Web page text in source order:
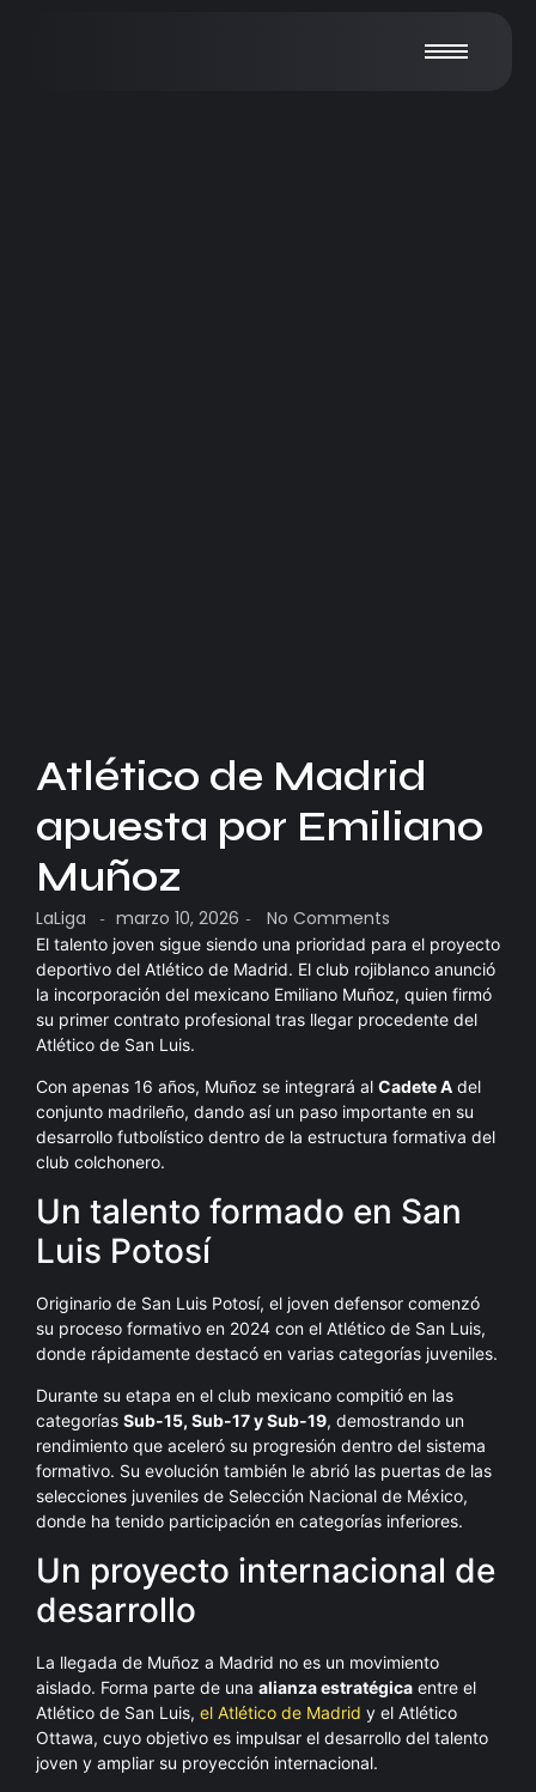
Atlético de Madrid
apuesta por Emiliano
Muñoz
LaLiga - marzo 10, 2026 - No Comments
El talento joven sigue siendo una prioridad para el proyecto
deportivo del Atlético de Madrid. El club rojiblanco anunció
la incorporación del mexicano Emiliano Muñoz, quien firmó
su primer contrato profesional tras llegar procedente del
Atlético de San Luis.
Con apenas 16 años, Muñoz se integrará al Cadete A del
conjunto madrileño, dando así un paso importante en su
desarrollo futbolístico dentro de la estructura formativa del
club colchonero.
Un talento formado en San
Luis Potosí
Originario de San Luis Potosí, el joven defensor comenzó
su proceso formativo en 2024 con el Atlético de San Luis,
donde rápidamente destacó en varias categorías juveniles.
Durante su etapa en el club mexicano compitió en las
categorías Sub-15, Sub-17 y Sub-19, demostrando un
rendimiento que aceleró su progresión dentro del sistema
formativo. Su evolución también le abrió las puertas de las
selecciones juveniles de Selección Nacional de México,
donde ha tenido participación en categorías inferiores.
Un proyecto internacional de
desarrollo
La llegada de Muñoz a Madrid no es un movimiento
aislado. Forma parte de una alianza estratégica entre el
Atlético de San Luis, el Atlético de Madrid y el Atlético
Ottawa, cuyo objetivo es impulsar el desarrollo del talento
joven y ampliar su proyección internacional.